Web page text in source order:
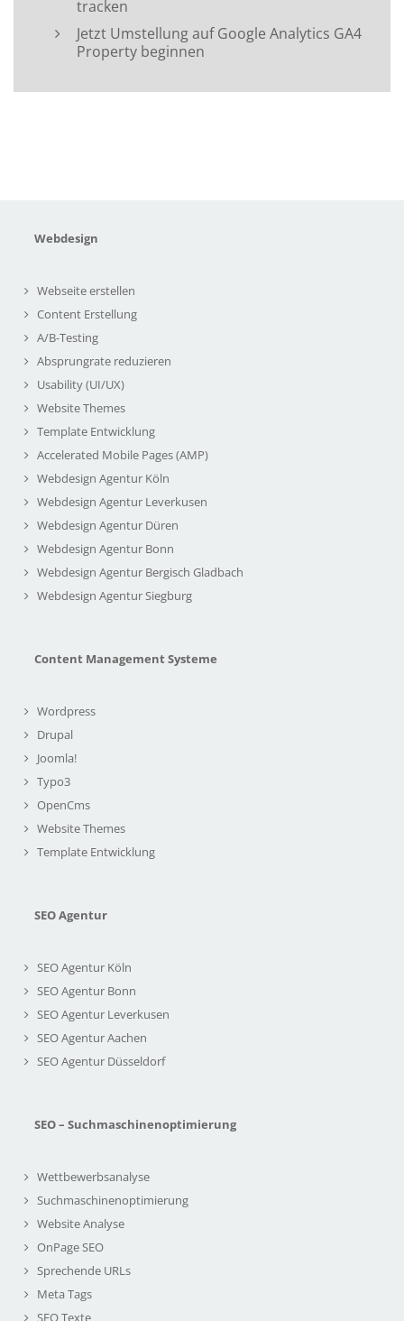
tracken
Jetzt Umstellung auf Google Analytics GA4
Property beginnen
Webdesign
Webseite erstellen
Content Erstellung
A/B-Testing
Absprungrate reduzieren
Usability (UI/UX)
Website Themes
Template Entwicklung
Accelerated Mobile Pages (AMP)
Webdesign Agentur Köln
Webdesign Agentur Leverkusen
Webdesign Agentur Düren
Webdesign Agentur Bonn
Webdesign Agentur Bergisch Gladbach
Webdesign Agentur Siegburg
Content Management Systeme
Wordpress
Drupal
Joomla!
Typo3
OpenCms
Website Themes
Template Entwicklung
SEO Agentur
SEO Agentur Köln
SEO Agentur Bonn
SEO Agentur Leverkusen
SEO Agentur Aachen
SEO Agentur Düsseldorf
SEO – Suchmaschinenoptimierung
Wettbewerbsanalyse
Suchmaschinenoptimierung
Website Analyse
OnPage SEO
Sprechende URLs
Meta Tags
SEO Texte